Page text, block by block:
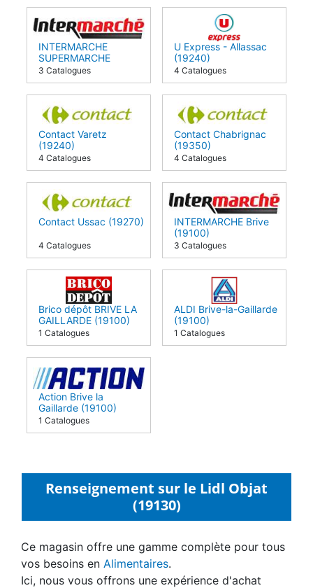
INTERMARCHE
SUPERMARCHE
(19130)
3 Catalogues
U Express - Allassac
(19240)
4 Catalogues
Contact Varetz
(19240)
4 Catalogues
Contact Chabrignac
(19350)
4 Catalogues
Contact Ussac (19270)
4 Catalogues
INTERMARCHE Brive
(19100)
3 Catalogues
Brico dépôt BRIVE LA
GAILLARDE (19100)
1 Catalogues
ALDI Brive-la-Gaillarde
(19100)
1 Catalogues
Action Brive la
Gaillarde (19100)
1 Catalogues
Renseignement sur le Lidl Objat
(19130)
Ce magasin offre une gamme complète pour tous
vos besoins en Alimentaires.
Ici, nous vous offrons une expérience d'achat